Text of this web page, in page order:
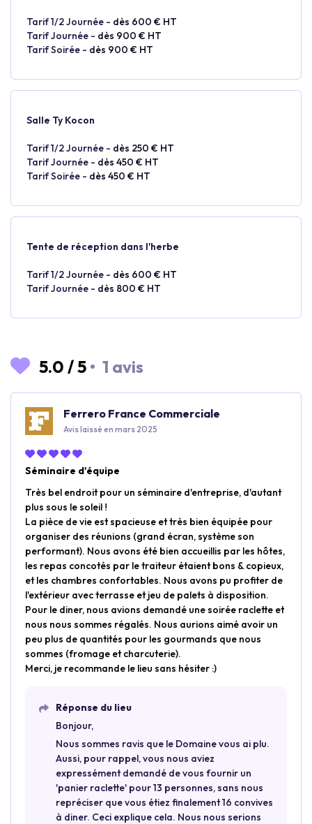
Tarif 1/2 Journée - dès 600 € HT
Tarif Journée - dès 900 € HT
Tarif Soirée - dès 900 € HT
Salle Ty Kocon
Tarif 1/2 Journée - dès 250 € HT
Tarif Journée - dès 450 € HT
Tarif Soirée - dès 450 € HT
Tente de réception dans l'herbe
Tarif 1/2 Journée - dès 600 € HT
Tarif Journée - dès 800 € HT
5.0 /5 • 1 avis
Ferrero France Commerciale
Avis laissé en mars 2025
Séminaire d'équipe
Très bel endroit pour un séminaire d'entreprise, d'autant
plus sous le soleil !
La pièce de vie est spacieuse et très bien équipée pour
organiser des réunions (grand écran, système son
performant). Nous avons été bien accueillis par les hôtes,
les repas concotés par le traiteur étaient bons & copieux,
et les chambres confortables. Nous avons pu profiter de
l'extérieur avec terrasse et jeu de palets à disposition.
Pour le diner, nous avions demandé une soirée raclette et
nous nous sommes régalés. Nous aurions aimé avoir un
peu plus de quantités pour les gourmands que nous
sommes (fromage et charcuterie).
Merci, je recommande le lieu sans hésiter :)
Réponse du lieu
Bonjour,
Nous sommes ravis que le Domaine vous ai plu.
Aussi, pour rappel, vous nous aviez
expressément demandé de vous fournir un
'panier raclette' pour 13 personnes, sans nous
repréciser que vous étiez finalement 16 convives
à diner. Ceci explique cela. Nous nous serions